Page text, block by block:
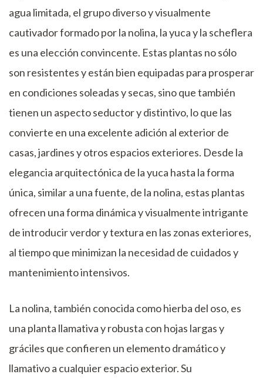
agua limitada, el grupo diverso y visualmente
cautivador formado por la nolina, la yuca y la scheflera
es una elección convincente. Estas plantas no sólo
son resistentes y están bien equipadas para prosperar
en condiciones soleadas y secas, sino que también
tienen un aspecto seductor y distintivo, lo que las
convierte en una excelente adición al exterior de
casas, jardines y otros espacios exteriores. Desde la
elegancia arquitectónica de la yuca hasta la forma
única, similar a una fuente, de la nolina, estas plantas
ofrecen una forma dinámica y visualmente intrigante
de introducir verdor y textura en las zonas exteriores,
al tiempo que minimizan la necesidad de cuidados y
mantenimiento intensivos.
La nolina, también conocida como hierba del oso, es
una planta llamativa y robusta con hojas largas y
gráciles que confieren un elemento dramático y
llamativo a cualquier espacio exterior. Su